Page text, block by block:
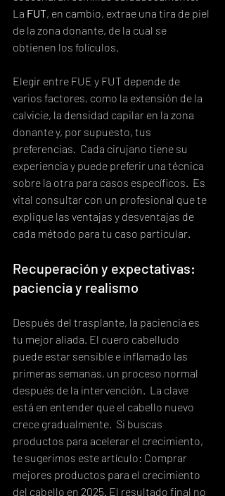
La FUT, en cambio, extrae una tira de piel
de la zona donante, de la cual se
obtienen los folículos.
Elegir entre FUE y FUT depende de
varios factores, como la extensión de la
calvicie, la densidad capilar en la zona
donante y, por supuesto, tus
preferencias.  Cada cirujano tiene su
experiencia y puede preferir una técnica
sobre la otra para casos específicos.  Es
vital consultar con un profesional que te
explique las ventajas y desventajas de
cada método para tu caso particular.
Recuperación y expectativas:
paciencia y realismo
Después del trasplante, la paciencia es
tu mejor aliada. El cuero cabelludo
puede estar sensible e inflamado las
primeras semanas, un proceso normal
después de la intervención.  La clave
está en entender que el cabello nuevo
crece gradualmente.  Si buscas
productos para acelerar el crecimiento,
te sugerimos este artículo: Comprar
mejores productos para el crecimiento
del cabello en 2025. El resultado final no